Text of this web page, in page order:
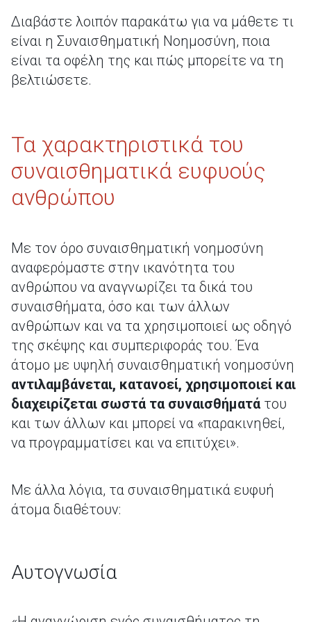
Διαβάστε λοιπόν παρακάτω για να μάθετε τι
είναι η Συναισθηματική Νοημοσύνη, ποια
είναι τα οφέλη της και πώς μπορείτε να τη
βελτιώσετε.
Τα χαρακτηριστικά του
συναισθηματικά ευφυούς
ανθρώπου
Με τον όρο συναισθηματική νοημοσύνη
αναφερόμαστε στην ικανότητα του
ανθρώπου να αναγνωρίζει τα δικά του
συναισθήματα, όσο και των άλλων
ανθρώπων και να τα χρησιμοποιεί ως οδηγό
της σκέψης και συμπεριφοράς του. Ένα
άτομο με υψηλή συναισθηματική νοημοσύνη
αντιλαμβάνεται, κατανοεί, χρησιμοποιεί και
διαχειρίζεται σωστά τα συναισθήματά του
και των άλλων και μπορεί να «παρακινηθεί,
να προγραμματίσει και να επιτύχει».
Με άλλα λόγια, τα συναισθηματικά ευφυή
άτομα διαθέτουν:
Αυτογνωσία